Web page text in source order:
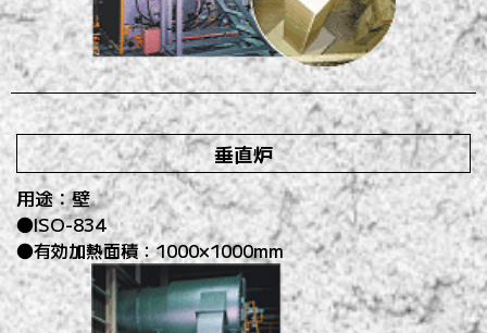
垂直炉
用途：壁
ISO-834
有効加熱面積：1000×1000mm